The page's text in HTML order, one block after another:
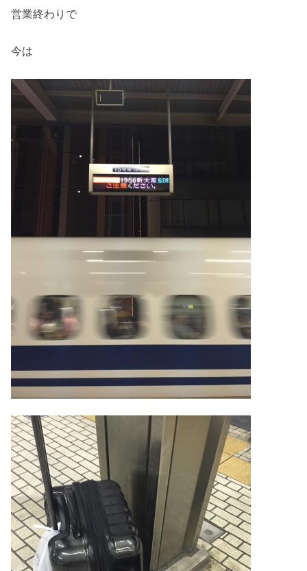
営業終わりで
今は